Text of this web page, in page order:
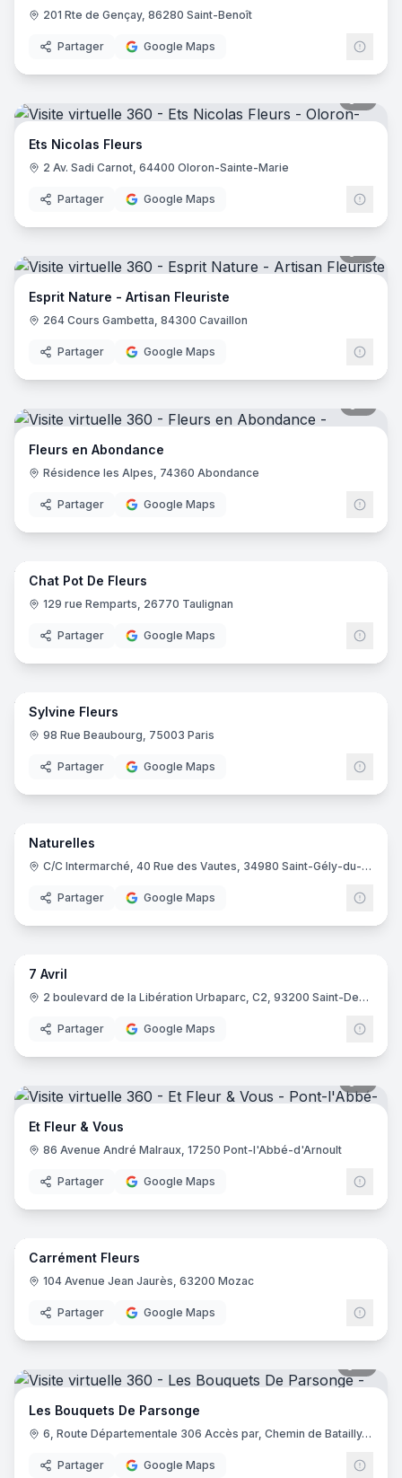
201 Rte de Gençay, 86280 Saint-Benoît
Partager Google Maps
Ets Nicolas Fleurs
2 Av. Sadi Carnot, 64400 Oloron-Sainte-Marie
Partager Google Maps
Esprit Nature - Artisan Fleuriste
264 Cours Gambetta, 84300 Cavaillon
Partager Google Maps
Fleurs en Abondance
Résidence les Alpes, 74360 Abondance
Partager Google Maps
4
Chat Pot De Fleurs
129 rue Remparts, 26770 Taulignan
Partager Google Maps
5
Sylvine Fleurs
98 Rue Beaubourg, 75003 Paris
Partager Google Maps
6
Naturelles
C/C Intermarché, 40 Rue des Vautes, 34980 Saint-Gély-du-Fesc
Partager Google Maps
10
7 Avril
2 boulevard de la Libération Urbaparc, C2, 93200 Saint-Denis
Partager Google Maps
Et Fleur & Vous
86 Avenue André Malraux, 17250 Pont-l'Abbé-d'Arnoult
Partager Google Maps
14
Carrément Fleurs
104 Avenue Jean Jaurès, 63200 Mozac
Partager Google Maps
Les Bouquets De Parsonge
6, Route Départementale 306 Accès par, Chemin de Batailly, 69380 Les Chères
Partager Google Maps